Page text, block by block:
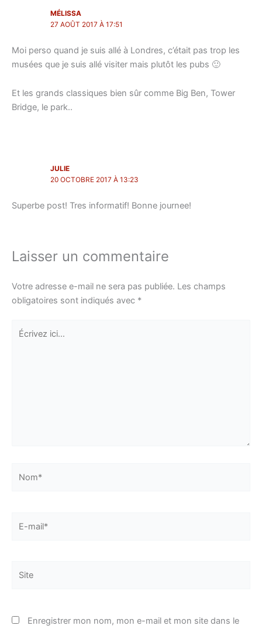
MÉLISSA
27 AOÛT 2017 À 17:51
Moi perso quand je suis allé à Londres, c’était pas trop les
musées que je suis allé visiter mais plutôt les pubs 🙂
Et les grands classiques bien sûr comme Big Ben, Tower
Bridge, le park..
JULIE
20 OCTOBRE 2017 À 13:23
Superbe post! Tres informatif! Bonne journee!
Laisser un commentaire
Votre adresse e-mail ne sera pas publiée. Les champs
obligatoires sont indiqués avec *
Écrivez
mail*
Enregistrer mon nom, mon e-mail et mon site dans le